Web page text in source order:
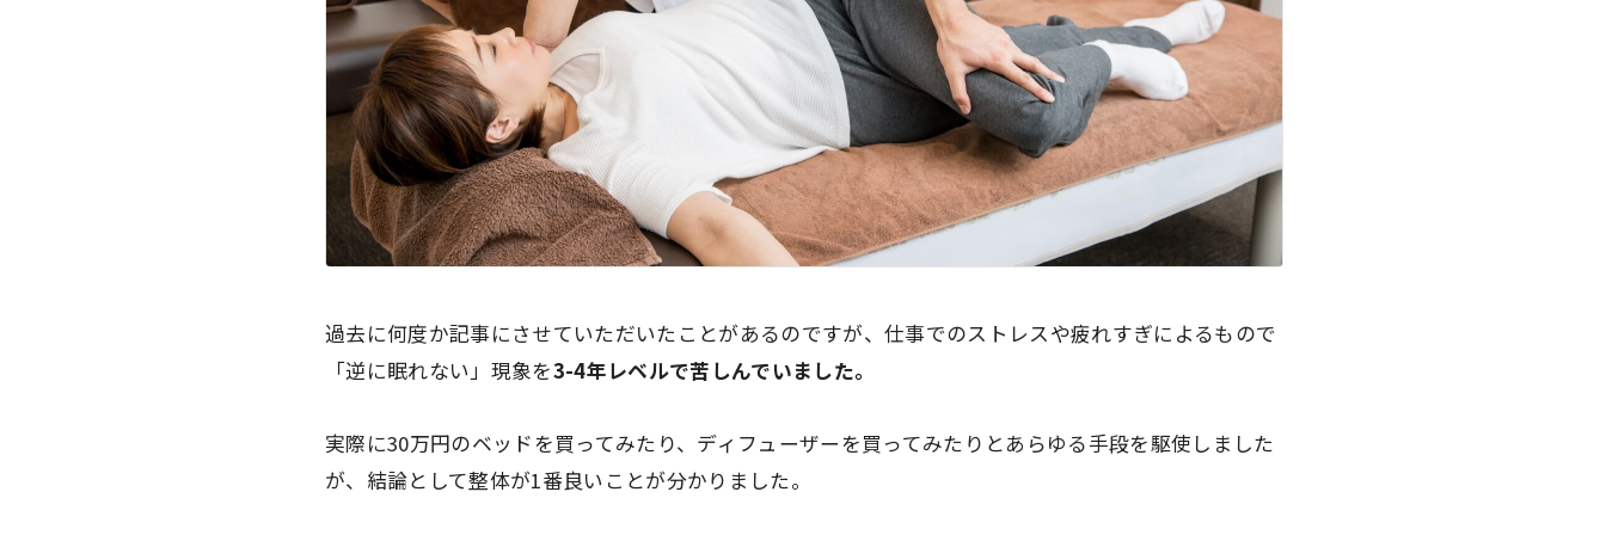
過去に何度か記事にさせていただいたことがあるのですが、仕事でのストレスや疲れすぎによるもので
「逆に眠れない」 現象を3-4年レベルで苦しんでいました。
実際に30万円のベッドを買ってみたり、ディフューザーを買ってみたりとあらゆる手段を駆使しました
が、結論として整体が1番良いことが分かりました。